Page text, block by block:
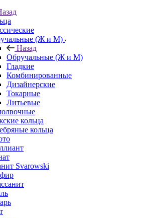
(Ж и М)
Назад
Обручальные (Ж и М)
Гладкие
Комбинированные
Дизайнерские
Токарные
Литьевые
кольца
кольца
Svarowski